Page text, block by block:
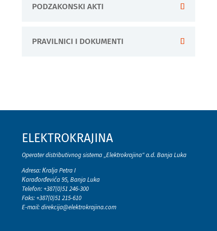
PODZAKONSKI AKTI
PRAVILNICI I DOKUMENTI
ELEKTROKRAJINA
Operater distributivnog sistema „Elektrokrajina“ a.d. Banja Luka
Adresa: Кralja Petra I
Кarađorđevića 95, Banja Luka
Telefon: +387(0)51 246-300
Faks: +387(0)51 215-610
E-mail:direkcija@elektrokrajina.com